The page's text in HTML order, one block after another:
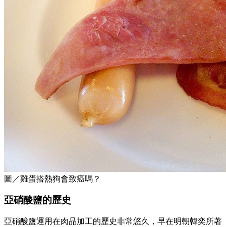
圖／雞蛋搭熱狗會致癌嗎？
亞硝酸鹽的歷史
亞硝酸鹽運用在肉品加工的歷史非常悠久，早在明朝韓奕所著